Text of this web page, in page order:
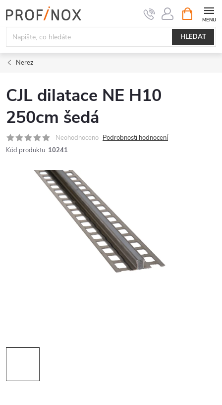
na
obsah
HLEDAT
NÁKUPNÍ
KOŠÍK
Nerez
CJL dilatace NE H10
250cm šedá
Neohodnoceno Podrobnosti hodnocení
Kód produktu: 10241